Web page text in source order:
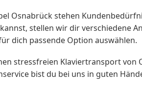
Osnabrück stehen
stellen wir dir verschiedene
dich passende Option auswählen.
stressfreien Klaviertransport
bist du bei uns in guten